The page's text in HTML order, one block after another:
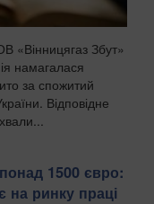
«Вінницягаз Збут»
намагалася
за спожитий
Відповідне
1500 євро:
на ринку праці